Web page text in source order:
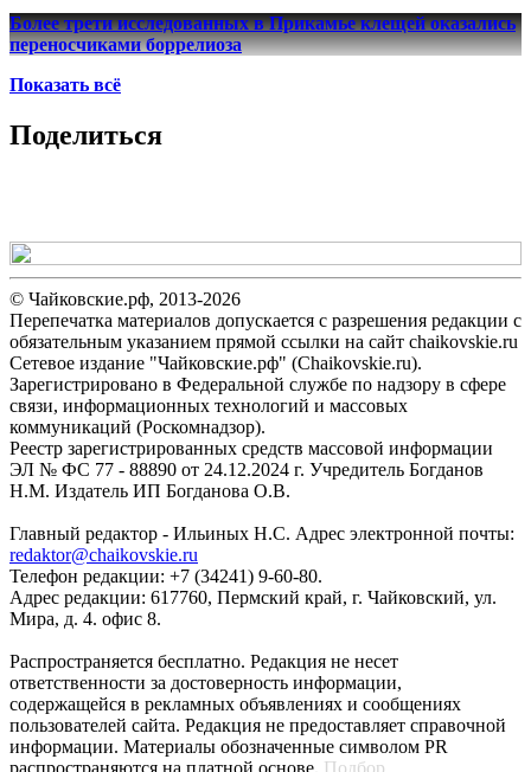
Более трети исследованных в Прикамье клещей оказались
переносчиками боррелиоза
Показать всё
Поделиться
© Чайковские.рф, 2013-2026
Перепечатка материалов допускается с разрешения редакции с
обязательным указанием прямой ссылки на сайт chaikovskie.ru
Сетевое издание "Чайковские.рф" (Chaikovskie.ru).
Зарегистрировано в Федеральной службе по надзору в сфере
связи, информационных технологий и массовых
коммуникаций (Роскомнадзор).
Реестр зарегистрированных средств массовой информации
ЭЛ № ФС 77 - 88890 от 24.12.2024 г. Учредитель Богданов
Н.М. Издатель ИП Богданова О.В.
Главный редактор - Ильиных Н.С. Адрес электронной почты:
redaktor@chaikovskie.ru
Телефон редакции: +7 (34241) 9-60-80.
Адрес редакции: 617760, Пермский край, г. Чайковский, ул.
Мира, д. 4. офис 8.
Распространяется бесплатно. Редакция не несет
ответственности за достоверность информации,
содержащейся в рекламных объявлениях и сообщениях
пользователей сайта. Редакция не предоставляет справочной
информации. Материалы обозначенные символом PR
распространяются на платной основе. Подбор